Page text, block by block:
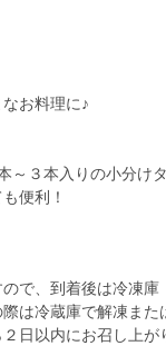
お料理に♪
～３本入りの小分け
で、到着後は冷凍
は冷蔵庫で解凍ま
日以内にお召し上が